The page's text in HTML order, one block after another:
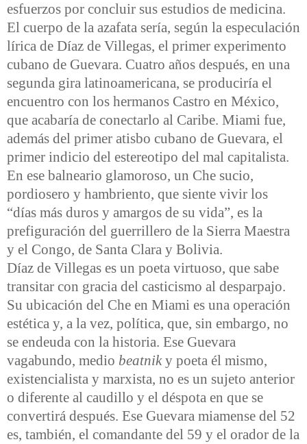
esfuerzos por concluir sus estudios de medicina.
El cuerpo de la azafata sería, según la especulación
lírica de Díaz de Villegas, el primer experimento
cubano de Guevara. Cuatro años después, en una
segunda gira latinoamericana, se produciría el
encuentro con los hermanos Castro en México,
que acabaría de conectarlo al Caribe. Miami fue,
además del primer atisbo cubano de Guevara, el
primer indicio del estereotipo del mal capitalista.
En ese balneario glamoroso, un Che sucio,
pordiosero y hambriento, que siente vivir los
“días más duros y amargos de su vida”, es la
prefiguración del guerrillero de la Sierra Maestra
y el Congo, de Santa Clara y Bolivia.
Díaz de Villegas es un poeta virtuoso, que sabe
transitar con gracia del casticismo al desparpajo.
Su ubicación del Che en Miami es una operación
estética y, a la vez, política, que, sin embargo, no
se endeuda con la historia. Ese Guevara
vagabundo, medio beatniky poeta él mismo,
existencialista y marxista, no es un sujeto anterior
o diferente al caudillo y el déspota en que se
convertirá después. Ese Guevara miamense del 52
es, también, el comandante del 59 y el orador de la